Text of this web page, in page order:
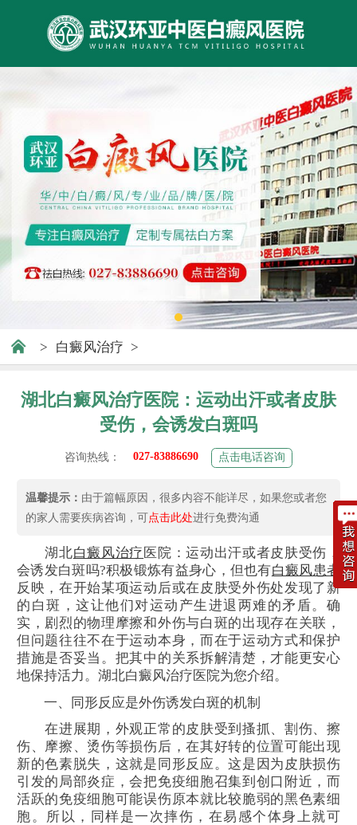
> 白癜风治疗 >
湖北白癜风治疗医院：运动出汗或者皮肤
受伤，会诱发白斑吗
咨询热线： 027-83886690 点击电话咨询
温馨提示： 由于篇幅原因，很多内容不能详尽，如果您或者您
的家人需要疾病咨询，可点击此处进行免费沟通
湖北白癜风治疗 医院：运动出汗或者皮肤受伤，
会诱发白斑吗?积极锻炼有益身心，但也有白癜风患者
反映，在开始某项运动后或在皮肤受外伤处发现了新
的白斑，这让他们对运动产生进退两难的矛盾。确
实，剧烈的物理摩擦和外伤与白斑的出现存在关联，
但问题往往不在于运动本身，而在于运动方式和保护
措施是否妥当。把其中的关系拆解清楚，才能更安心
地保持活力。湖北白癜风治疗医院为您介绍。
一、同形反应是外伤诱发白斑的机制
在进展期，外观正常的皮肤受到搔抓、割伤、擦
伤、摩擦、烫伤等损伤后，在其好转的位置可能出现
新的色素脱失，这就是同形反应。这是因为皮肤损伤
引发的局部炎症，会把免疫细胞召集到创口附近，而
活跃的免疫细胞可能误伤原本就比较脆弱的黑色素细
胞。所以，同样是一次摔伤，在易感个体身上就可